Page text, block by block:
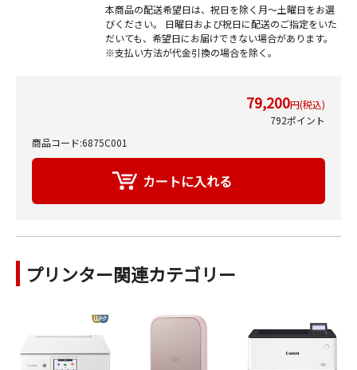
本商品の配送希望日は、祝日を除く月～土曜日をお選
びください。 日曜日および祝日に配送のご指定をいた
だいても、希望日にお届けできない場合があります。
※支払い方法が代金引換の場合を除く。
79,200円(税込)
792ポイント
商品コード:6875C001
プリンター関連カテゴリー